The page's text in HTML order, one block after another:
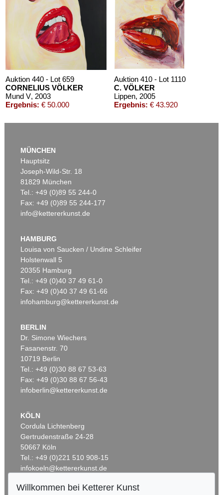
Auktion 440 - Lot 659
CORNELIUS VÖLKER
Mund V, 2003
Ergebnis: € 50.000
Auktion 410 - Lot 1110
C. VÖLKER
Lippen, 2005
Ergebnis: € 43.920
Auktion 469 - Lot 796
Ergebnis:€ 28.750
CORNELIUS VÖLKER
Mund V, 2003
Ergebnis:€ 22.500
Auktion 513 - Lot 23
MÜNCHEN
Hauptsitz
Joseph-Wild-Str. 18
81829 München
Tel.: +49 (0)89 55 244-0
Fax: +49 (0)89 55 244-177
info@kettererkunst.de
HAMBURG
Louisa von Saucken / Undine Schleifer
Holstenwall 5
20355 Hamburg
Tel.: +49 (0)40 37 49 61-0
Fax: +49 (0)40 37 49 61-66
infohamburg@kettererkunst.de
BERLIN
Dr. Simone Wiechers
Fasanenstr. 70
10719 Berlin
Tel.: +49 (0)30 88 67 53-63
Fax: +49 (0)30 88 67 56-43
infoberlin@kettererkunst.de
KÖLN
Cordula Lichtenberg
Gertrudenstraße 24-28
50667 Köln
Tel.: +49 (0)221 510 908-15
infokoeln@kettererkunst.de
Willkommen bei Ketterer Kunst